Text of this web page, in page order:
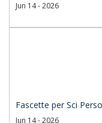
Jun 14 - 2026
Fascette per Sci
Jun 14 - 2026